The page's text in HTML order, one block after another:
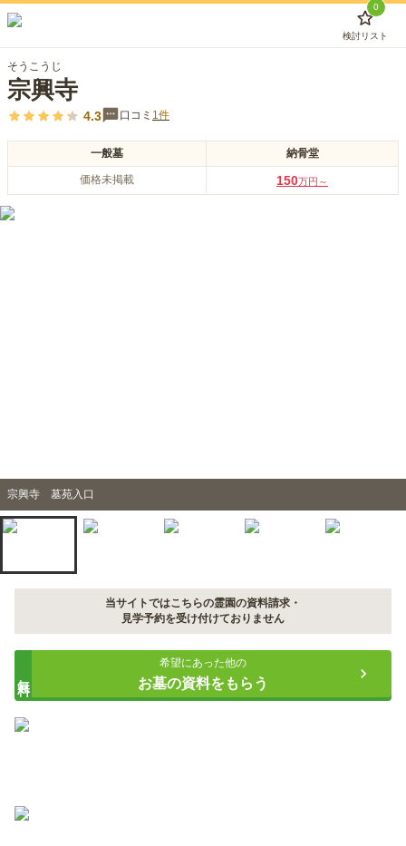
0
検討リスト
そうこうじ
宗興寺
4.3 口コミ 1件
一般墓 納骨堂
価格未掲載 150万円～
宗興寺 墓苑入口
当サイトではこちらの霊園の資料請求・
見学予約を受け付けておりません
希望にあった他の
お墓の資料をもらう